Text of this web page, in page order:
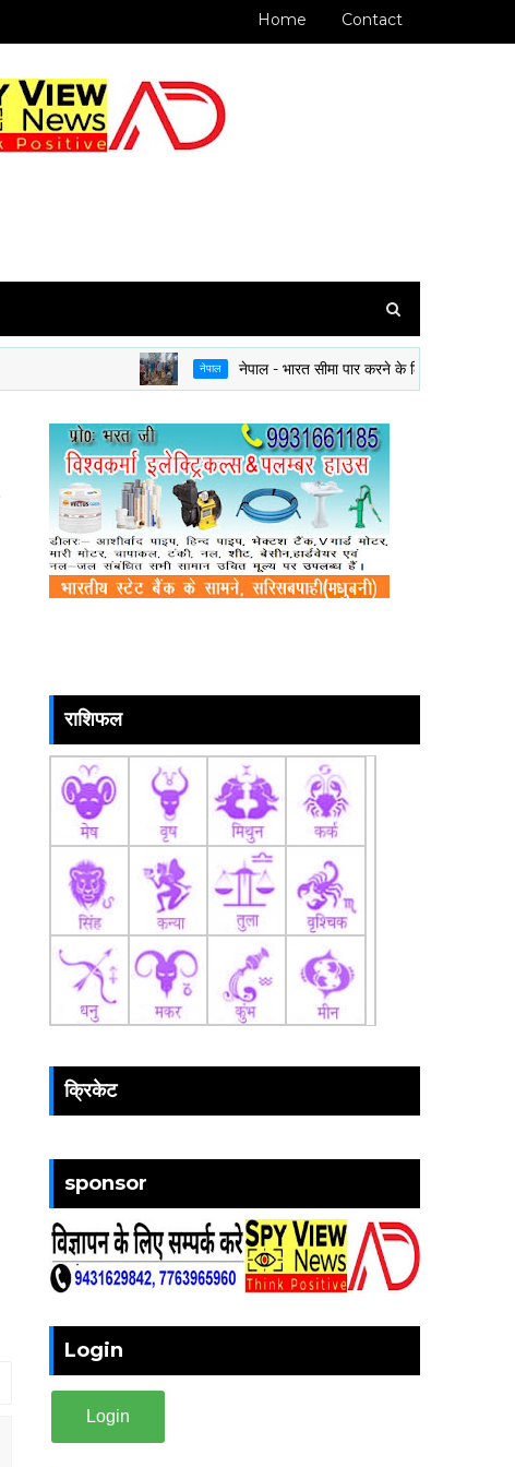
Home Contact
नेपाल नेपाल - भारत सीमा पार करने के लिए अब राशन कार्ड या
राशिफल
क्रिकेट
sponsor
Login
Login